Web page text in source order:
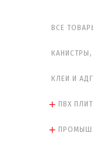
ВСЕ
КЛЕИ И
ПВХ